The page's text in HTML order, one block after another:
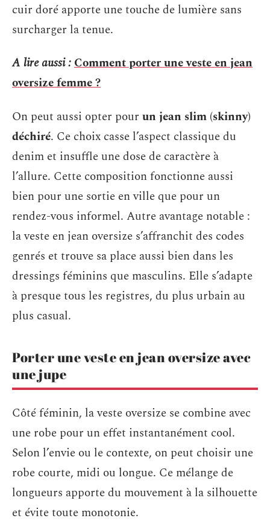
cuir doré apporte une touche de lumière sans
surcharger la tenue.
A lire aussi :Comment porter une veste en jean
oversize femme ?
On peut aussi opter pour un jean slim (skinny)
déchiré. Ce choix casse l’aspect classique du
denim et insuffle une dose de caractère à
l’allure. Cette composition fonctionne aussi
bien pour une sortie en ville que pour un
rendez-vous informel. Autre avantage notable :
la veste en jean oversize s’affranchit des codes
genrés et trouve sa place aussi bien dans les
dressings féminins que masculins. Elle s’adapte
à presque tous les registres, du plus urbain au
plus casual.
Porter une veste en jean oversize avec
une jupe
Côté féminin, la veste oversize se combine avec
une robe pour un effet instantanément cool.
Selon l’envie ou le contexte, on peut choisir une
robe courte, midi ou longue. Ce mélange de
longueurs apporte du mouvement à la silhouette
et évite toute monotonie.